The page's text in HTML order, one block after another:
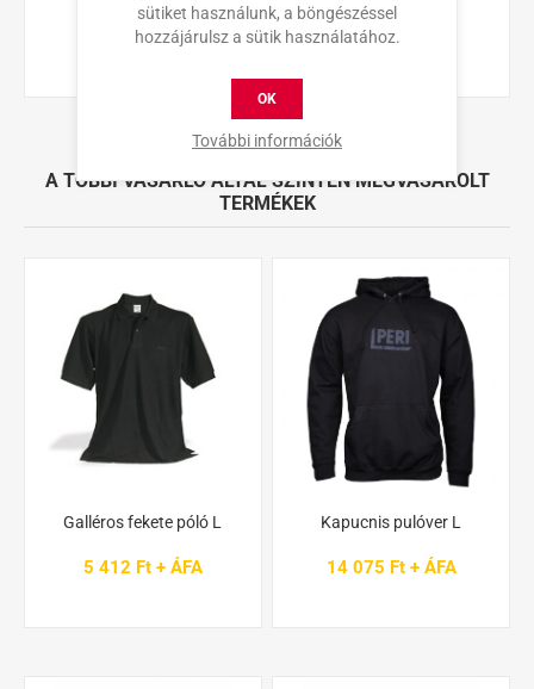
KÜLDÉS
A TÖBBI VÁSÁRLÓ ÁLTAL SZINTÉN MEGVÁSÁROLT
TERMÉKEK
Galléros fekete póló L
5 412 Ft + ÁFA
Kapucnis pulóver L
14 075 Ft + ÁFA
sütiket használunk, a böngészéssel
hozzájárulsz a sütik használatához.
OK
További információk